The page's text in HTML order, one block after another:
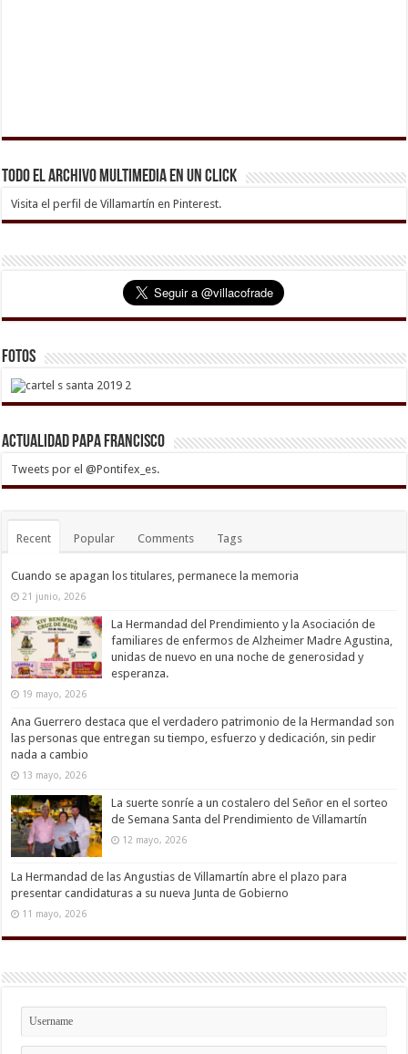
Todo el archivo multimedia en un click
Visita el perfil de Villamartín en Pinterest.
Fotos
Actualidad Papa Francisco
Tweets por el @Pontifex_es.
Recent Popular Comments Tags
Cuando se apagan los titulares, permanece la memoria
21 junio, 2026
La Hermandad del Prendimiento y la Asociación de
familiares de enfermos de Alzheimer Madre Agustina,
unidas de nuevo en una noche de generosidad y
esperanza.
19 mayo, 2026
Ana Guerrero destaca que el verdadero patrimonio de la Hermandad son
las personas que entregan su tiempo, esfuerzo y dedicación, sin pedir
nada a cambio
13 mayo, 2026
La suerte sonríe a un costalero del Señor en el sorteo
de Semana Santa del Prendimiento de Villamartín
12 mayo, 2026
La Hermandad de las Angustias de Villamartín abre el plazo para
presentar candidaturas a su nueva Junta de Gobierno
11 mayo, 2026